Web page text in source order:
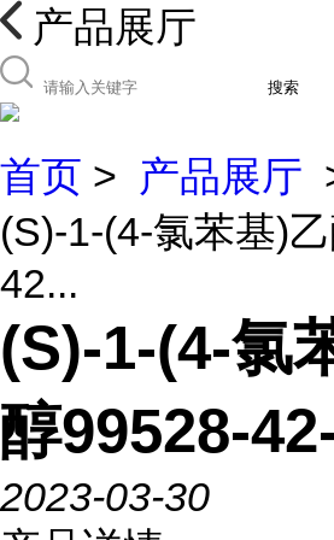
产品展厅
搜索
首页 > 产品展厅
(S)-1-(4-氯苯基)
42...
(S)-1-(4-氯
醇99528-
2023-03-30